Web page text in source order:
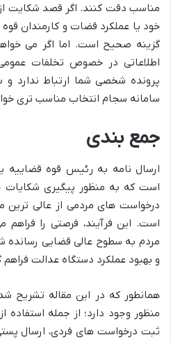
مناسب دقت کنند. اگر قصد شکایت
خود یا عملکرد قضات و کارمندان قوه
گزینه صحیح است. اما اگر می
اطلاعاتی در خصوص تخلفات
پرونده شخصی شما ارتباط ندارد و
سامانه سجام انتخاب مناسب تری
جمع بندی
ارسال نامه به رئیس قوه قضاییه
است که به منظور پیگیری شکایات
درخواست های مردمی از عالی
است. این فرآیند، فرصتی را
مردم به سطوح عالی قضایی رسانده
و بهبود عملکرد دستگاه عدالت فراهم
همانطور که در این مقاله تشریح
منظور وجود دارد؛ از جمله استفاده
ثبت درخواست های فردی، ارسال